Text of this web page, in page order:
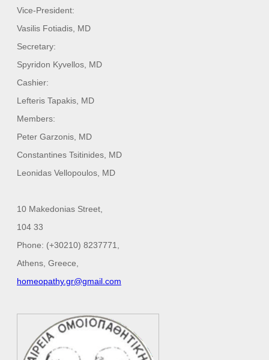
Vice-President:
Vasilis Fotiadis, MD
Secretary:
Spyridon Kyvellos, MD
Cashier:
Lefteris Tapakis, MD
Members:
Peter Garzonis, MD
Constantines Tsitinides, MD
Leonidas Vellopoulos, MD
10 Μakedonias Street,
104 33
Phone: (+30210) 8237771,
Αthens, Greece,
homeopathy.gr@gmail.com